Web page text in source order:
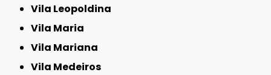
Vila Leopoldina
Vila Maria
Vila Mariana
Vila Medeiros